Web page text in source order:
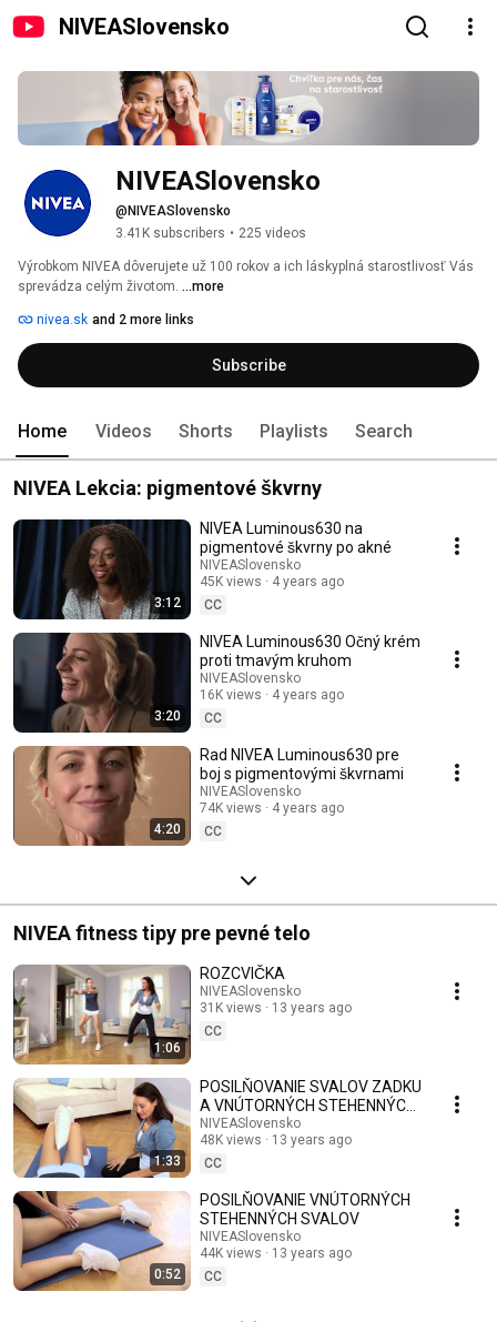
NIVEASlovensko
NIVEASlovensko
@NIVEASlovensko
3.41K subscribers • 225 videos
Výrobkom NIVEA dôverujete už 100 rokov a ich láskyplná starostlivosť Vás
sprevádza celým životom. ...more
nivea.sk and 2 more links
Subscribe
Home Videos Shorts Playlists Search
NIVEA Lekcia: pigmentové škvrny
3:12
NIVEA Luminous630 na
pigmentové škvrny po akné
NIVEASlovensko
45K views
4 years ago
CC
3:20
NIVEA Luminous630 Očný krém
proti tmavým kruhom
NIVEASlovensko
16K views
4 years ago
CC
4:20
Rad NIVEA Luminous630 pre
boj s pigmentovými škvrnami
NIVEASlovensko
74K views
4 years ago
CC
NIVEA fitness tipy pre pevné telo
1:06
ROZCVIČKA
NIVEASlovensko
31K views
13 years ago
CC
1:33
POSILŇOVANIE SVALOV ZADKU
A VNÚTORNÝCH STEHENNÝCH
SVALOV
NIVEASlovensko
48K views
13 years ago
CC
0:52
POSILŇOVANIE VNÚTORNÝCH
STEHENNÝCH SVALOV
NIVEASlovensko
44K views
13 years ago
CC